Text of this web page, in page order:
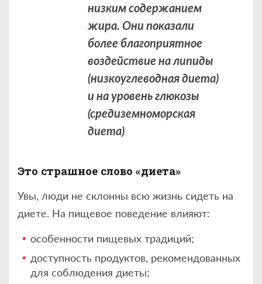
низким содержанием
жира. Они показали
более благоприятное
воздействие на липиды
(низкоуглеводная диета)
и на уровень глюкозы
(средиземноморская
диета)
Это страшное слово «диета»
Увы, люди не склонны всю жизнь сидеть на
диете. На пищевое поведение влияют:
особенности пищевых традиций;
доступность продуктов, рекомендованных
для соблюдения диеты;